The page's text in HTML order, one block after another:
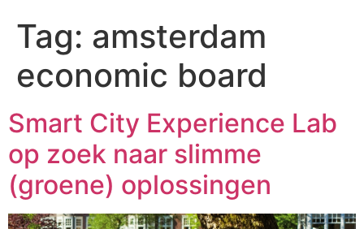
Tag: amsterdam
economic board
Smart City Experience Lab
op zoek naar slimme
(groene) oplossingen